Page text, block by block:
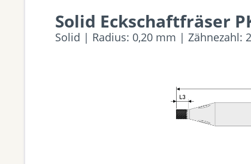
Solid Eckschaftfräser
Solid | Radius: 0,20 mm | Zähnezahl: